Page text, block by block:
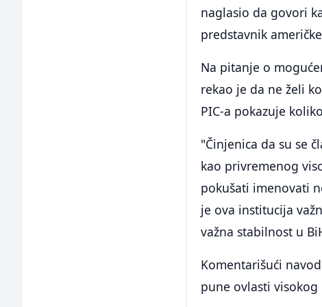
naglasio da govori
predstavnik
Na pitanje o
rekao je da ne želi
PIC-a pokazuje
"Činjenica da su se
kao privremenog
pokušati imenovati
je ova institucija
važna stabilnost u
Komentarišući
pune ovlasti visokog